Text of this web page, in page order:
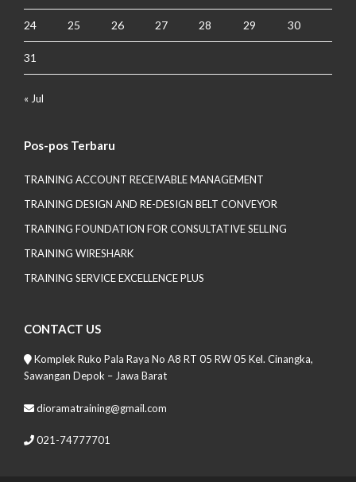
24 25 26 27 28 29 30
31
« Jul
Pos-pos Terbaru
TRAINING ACCOUNT RECEIVABLE MANAGEMENT
TRAINING DESIGN AND RE-DESIGN BELT CONVEYOR
TRAINING FOUNDATION FOR CONSULTATIVE SELLING
TRAINING WIRESHARK
TRAINING SERVICE EXCELLENCE PLUS
CONTACT US
Komplek Ruko Pala Raya No A8 RT 05 RW 05 Kel. Cinangka,
Sawangan Depok – Jawa Barat
dioramatraining@gmail.com
021-74777701